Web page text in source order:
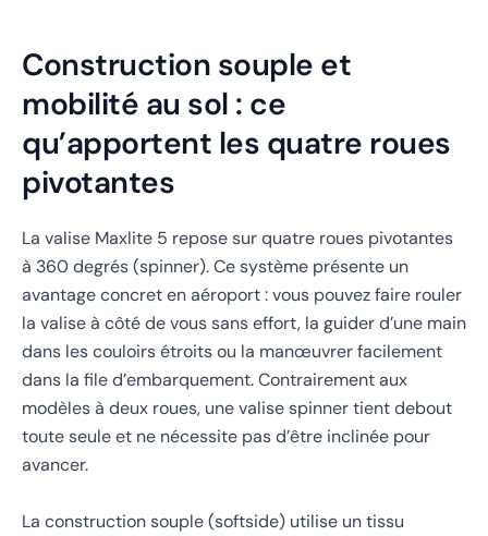
Construction souple et
mobilité au sol : ce
qu’apportent les quatre roues
pivotantes
La valise Maxlite 5 repose sur quatre roues pivotantes
à 360 degrés (spinner). Ce système présente un
avantage concret en aéroport : vous pouvez faire rouler
la valise à côté de vous sans effort, la guider d’une main
dans les couloirs étroits ou la manœuvrer facilement
dans la file d’embarquement. Contrairement aux
modèles à deux roues, une valise spinner tient debout
toute seule et ne nécessite pas d’être inclinée pour
avancer.
La construction souple (softside) utilise un tissu